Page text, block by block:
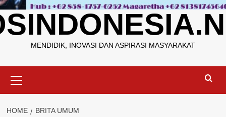
MENDIDIK, INOVASI DAN ASPIRASI MASYARAKAT
Menu
HOME BRITA UMUM